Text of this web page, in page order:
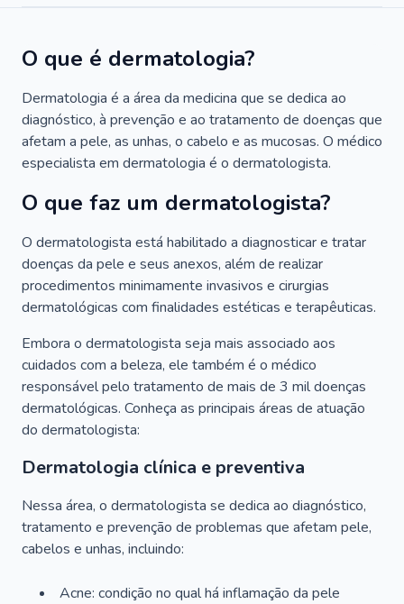
O que é dermatologia?
Dermatologia é a área da medicina que se dedica ao
diagnóstico, à prevenção e ao tratamento de doenças que
afetam a pele, as unhas, o cabelo e as mucosas. O médico
especialista em dermatologia é o dermatologista.
O que faz um dermatologista?
O dermatologista está habilitado a diagnosticar e tratar
doenças da pele e seus anexos, além de realizar
procedimentos minimamente invasivos e cirurgias
dermatológicas com finalidades estéticas e terapêuticas.
Embora o dermatologista seja mais associado aos
cuidados com a beleza, ele também é o médico
responsável pelo tratamento de mais de 3 mil doenças
dermatológicas. Conheça as principais áreas de atuação
do dermatologista:
Dermatologia clínica e preventiva
Nessa área, o dermatologista se dedica ao diagnóstico,
tratamento e prevenção de problemas que afetam pele,
cabelos e unhas, incluindo:
Acne: condição no qual há inflamação da pele